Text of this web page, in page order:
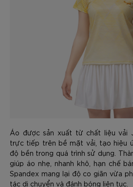
Áo được sản xuất từ chất liệu vải
trực tiếp trên bề mặt vải, tạo hiệu
độ bền trong quá trình sử dụng.
giúp áo nhẹ, nhanh khô, hạn chế
Spandex mang lại độ co giãn vừa
tác di chuyển và đánh bóng liên tục.